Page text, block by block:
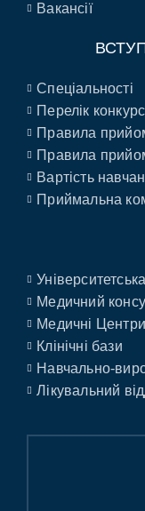
Вакансії
Спеціальності
Перелік
Правила
Правила
Вартість
Приймальна
Університетська
Медичний
Медичні Центри
Клінічні бази
Навчально-
Лікувальний